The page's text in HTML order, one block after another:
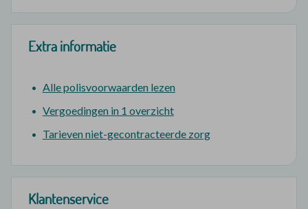
Extra informatie
Alle polisvoorwaarden lezen
Vergoedingen in 1 overzicht
Tarieven niet-gecontracteerde zorg
Klantenservice